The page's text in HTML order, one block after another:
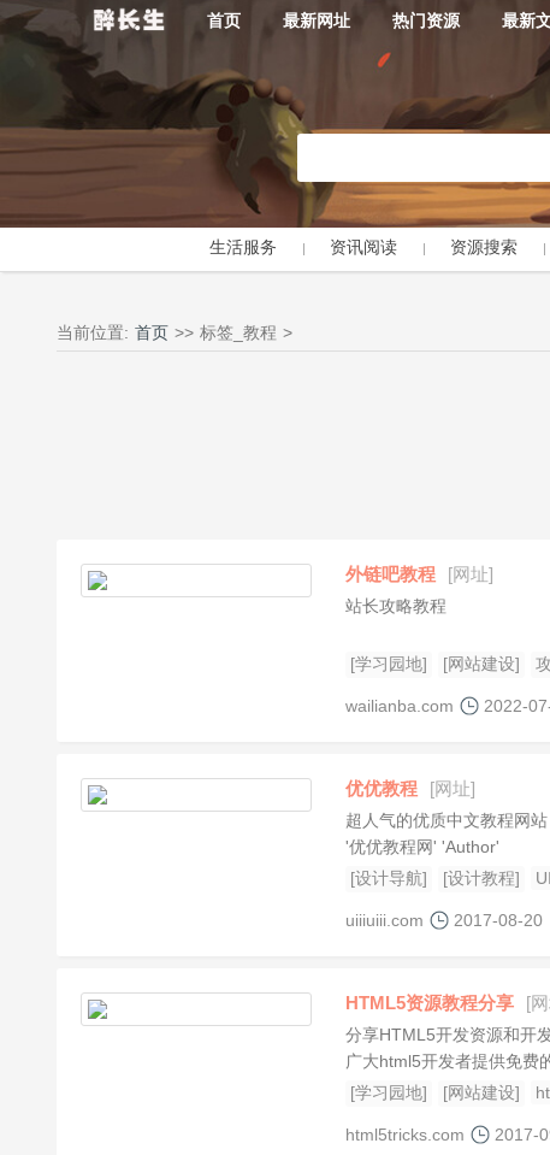
首页 最新网址 热门资源 最新
生活服务 资讯阅读 资源搜索
当前位置: 首页 >> 标签_教程 >
外链吧教程 [网址]
站长攻略教程
[学习园地] [网站建设]
wailianba.com 2022-
优优教程 [网址]
超人气的优质中文教程网站，PS、AI
'优优教程网' 'Author'
[设计导航]
[设计教程] UI
uiiiuiii.com 2017-08-20
HTML5资源教程分享 [
分享HTML5开发资源和开
广大html5开发者提供免费
[学习园地]
[网站建设]
html5tricks.com 2017-